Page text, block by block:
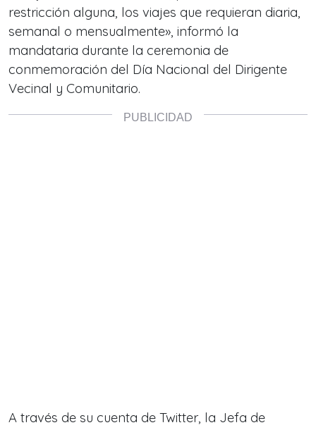
restricción alguna, los viajes que requieran diaria,
semanal o mensualmente», informó la
mandataria durante la ceremonia de
conmemoración del Día Nacional del Dirigente
Vecinal y Comunitario.
A través de su cuenta de Twitter, la Jefa de